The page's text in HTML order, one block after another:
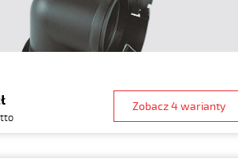
Zobacz 4 warianty